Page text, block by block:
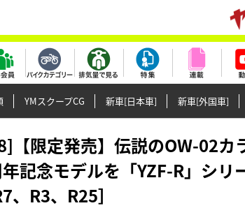
YMスクープCG 新車[日本車] 新車[外国車]
【限定発売】伝説のOW-02カ
記念モデルを「YZF-R」シリ
、R3、R25］